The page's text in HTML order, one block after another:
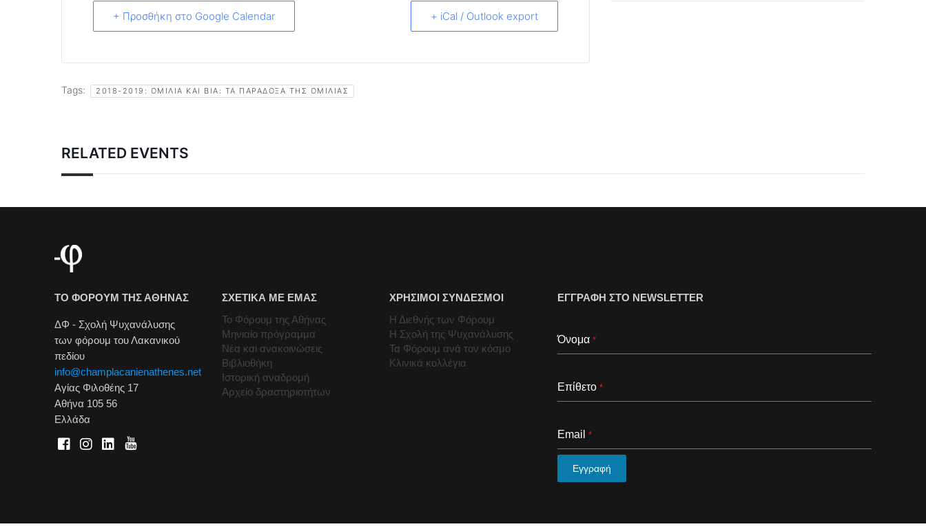
+ Προσθήκη στο Google Calendar + iCal / Outlook export
Tags: 2018-2019: ΟΜΙΛΊΑ ΚΑΙ ΒΊΑ: ΤΑ ΠΑΡΆΔΟΞΑ ΤΗΣ ΟΜΙΛΊΑΣ
RELATED EVENTS
ΤΟ ΦΟΡΟΥΜ ΤΗΣ ΑΘΗΝΑΣ
ΔΦ - Σχολή Ψυχανάλυσης
των φόρουμ του Λακανικού
πεδίου
info@champlacanienathenes.net
Αγίας Φιλοθέης 17
Αθήνα 105 56
Ελλάδα
ΣΧΕΤΙΚΑ ΜΕ ΕΜΑΣ
Το Φόρουμ της Αθήνας
Μηνιαίο πρόγραμμα
Νέα και ανακοινώσεις
Βιβλιοθήκη
Ιστορική αναδρομή
Αρχείο δραστηριοτήτων
ΧΡΗΣΙΜΟΙ ΣΥΝΔΕΣΜΟΙ
Η Διεθνής των Φόρουμ
Η Σχολή της Ψυχανάλυσης
Τα Φόρουμ ανά τον κόσμο
Κλινικά κολλέγια
ΕΓΓΡΑΦΗ ΣΤΟ NEWSLETTER
Όνομα *
Επίθετο *
Email *
Εγγραφή